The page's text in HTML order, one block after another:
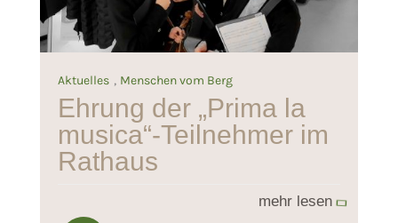
Aktuelles , Menschen vom Berg
Ehrung der „Prima la
musica“-Teilnehmer im
Rathaus
mehr lesen